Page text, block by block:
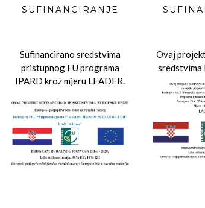
SUFINANCIRANJE
Sufinancirano sredstvima
pristupnog EU programa
IPARD kroz mjeru LEADER.
Ovaj
sredstvima